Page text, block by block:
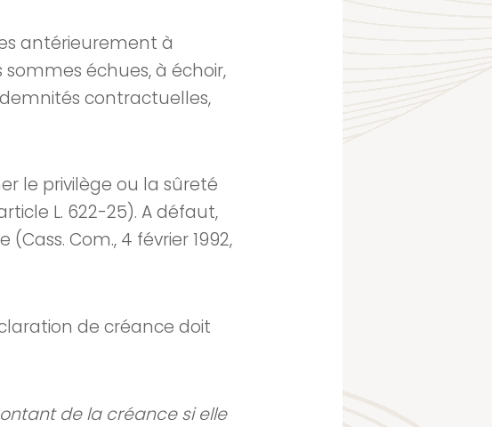
antérieurement à
échues, à échoir,
contractuelles,
le privilège ou la sûreté
L. 622-25). A défaut,
Com., 4 février 1992,
de créance doit
de la créance si elle